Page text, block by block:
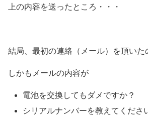
上の内容を送ったところ・・・
結局、最初の連絡（メール）を頂いた
しかもメールの内容が
電池を交換してもダメですか？
シリアルナンバーを教えてくださ